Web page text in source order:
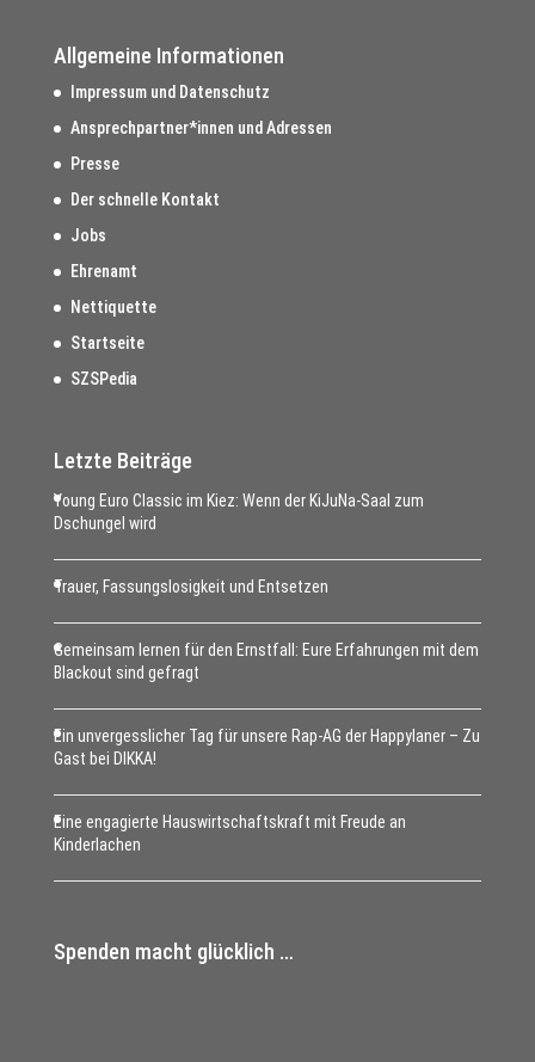
Allgemeine Informationen
Impressum und Datenschutz
Ansprechpartner*innen und Adressen
Presse
Der schnelle Kontakt
Jobs
Ehrenamt
Nettiquette
Startseite
SZSPedia
Letzte Beiträge
Young Euro Classic im Kiez: Wenn der KiJuNa-Saal zum
Dschungel wird
Trauer, Fassungslosigkeit und Entsetzen
Gemeinsam lernen für den Ernstfall: Eure Erfahrungen mit dem
Blackout sind gefragt
Ein unvergesslicher Tag für unsere Rap-AG der Happylaner – Zu
Gast bei DIKKA!
Eine engagierte Hauswirtschaftskraft mit Freude an
Kinderlachen
Spenden macht glücklich …